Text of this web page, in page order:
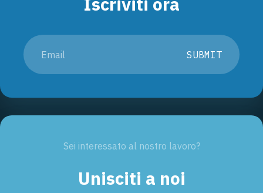
SUBMIT
Sei interessato al nostro lavoro?
Unisciti a noi